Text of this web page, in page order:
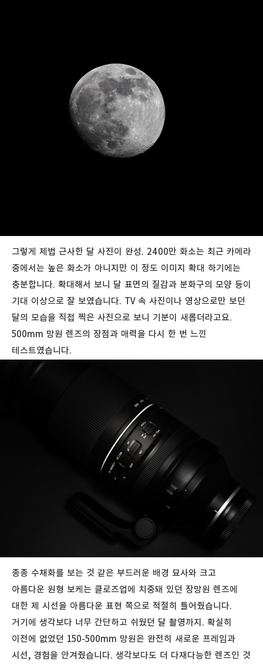
그렇게 제법 근사한 달 사진이 완성. 2400만 화소는 최근 카메라
중에서는 높은 화소가 아니지만 이 정도 이미지 확대 하기에는
충분합니다. 확대해서 보니 달 표면의 질감과 분화구의 모양 등이
기대 이상으로 잘 보였습니다. TV 속 사진이나 영상으로만 보던
달의 모습을 직접 찍은 사진으로 보니 기분이 새롭더라고요.
500mm 망원 렌즈의 장점과 매력을 다시 한 번 느낀
테스트였습니다.
종종 수채화를 보는 것 같은 부드러운 배경 묘사와 크고
아름다운 원형 보케는 클로즈업에 치중돼 있던 장망원 렌즈에
대한 제 시선을 아름다운 표현 쪽으로 적절히 틀어줬습니다.
거기에 생각보다 너무 간단하고 쉬웠던 달 촬영까지. 확실히
이전에 없었던 150-500mm 망원은 완전히 새로운 프레임과
시선, 경험을 안겨줬습니다. 생각보다도 더 다재다능한 렌즈인 것